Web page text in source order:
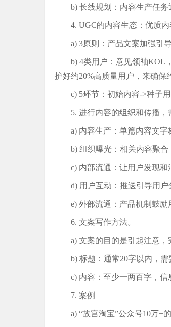
b) 长线规划：内容生产任
4. UGC的内容生态：优质
a) 3原则：产品文案加强引
b) 4类用户：意见领袖KOL
护好约20%高质量用户，来确保
c) 5环节：初始内容->种子
5. 进行内容的组织和传播，
a) 内容生产：单篇内容文字
b) 组织曝光：相关内容聚合
c) 内部流通：让用户发现和
d) 用户互动：推送引导用户
e) 外部流通：产品机制鼓励
6. 文案写作方法。
a) 文案的目的是引起注意，
b) 标题：通常20字以内，
c) 内容：至少一两百字，信
7. 案例
a) “故宫淘宝”公众号10万+